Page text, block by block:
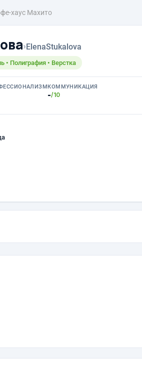
хаус Махито
›ElenaStukalova
• Полиграфия • Верстка
КОММУНИКАЦИЯ
-/10